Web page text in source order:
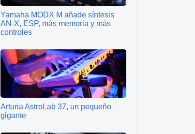
Yamaha MODX M añade síntesis
AN-X, ESP, más memoria y más
controles
Arturia AstroLab 37, un pequeño
gigante